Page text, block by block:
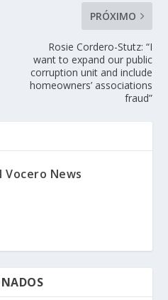
PRÓXIMO
Rosie Cordero-Stutz: “I
want to expand our public
corruption unit and include
homeowners’ associations
fraud”
Vocero News